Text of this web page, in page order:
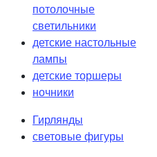
потолочные
светильники
детские настольные
лампы
детские торшеры
ночники
Гирлянды
световые фигуры